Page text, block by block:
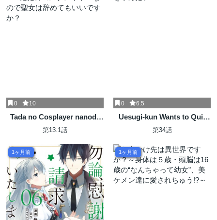
0 10
Tada no Cosplayer nanode
Seijo wa Yamete mo Ii desu
ので聖女は辞めてもいいです
か？
第13.1話
0 6.5
Uesugi-kun Wants to Quit
Being a Girl 上杉くんは女の
第34話
1ヶ月前 1ヶ月前